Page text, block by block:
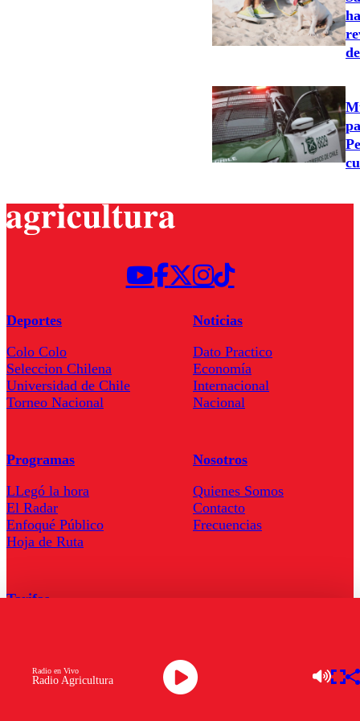
Radio Agricultura
Radio en Vivo
Deportes
Colo Colo
Seleccion Chilena
Universidad de Chile
Torneo Nacional
Noticias
Dato Practico
Economía
Internacional
Nacional
Programas
LLegó la hora
El Radar
Enfoqué Público
Hoja de Ruta
Nosotros
Quienes Somos
Contacto
Frecuencias
Tarifas